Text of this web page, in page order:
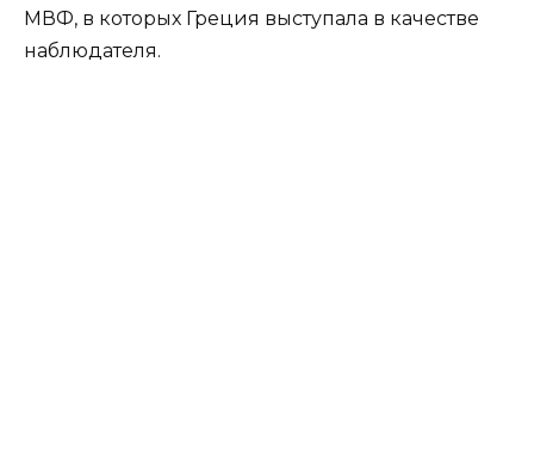
МВФ, в которых Греция выступала в качестве
наблюдателя.